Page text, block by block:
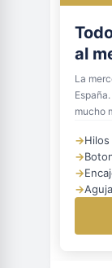
al
La
mucho
→
→
→
→